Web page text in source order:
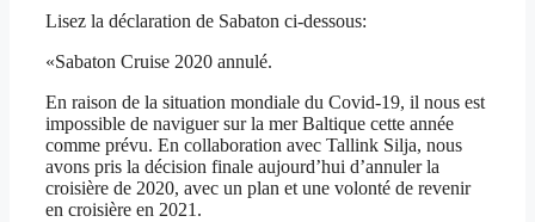
Lisez la déclaration de Sabaton ci-dessous:
«Sabaton Cruise 2020 annulé.
En raison de la situation mondiale du Covid-19, il nous est
impossible de naviguer sur la mer Baltique cette année
comme prévu. En collaboration avec Tallink Silja, nous
avons pris la décision finale aujourd’hui d’annuler la
croisière de 2020, avec un plan et une volonté de revenir
en croisière en 2021.